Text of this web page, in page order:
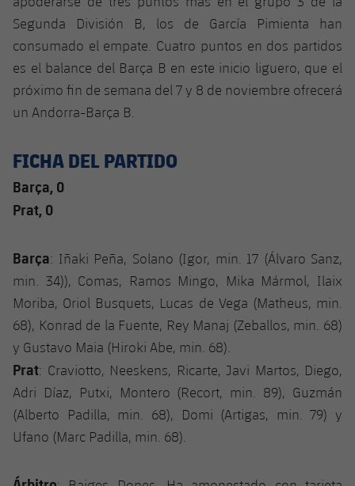
Segunda División B, los de García Pimienta han
consumado el empate. Cuatro puntos en dos partidos
es el balance del Barça B en este inicio liguero, que el
próximo fin de semana del 7 y 8 de noviembre ofrecerá
un Andorra-Barça B.
FICHA DEL PARTIDO
Barça, 0
Prat, 0
Barça: Iñaki Peña, Solano (Igor, min. 17 (Álvaro Sanz,
min. 34)), Comas, Ramos Mingo, Mika Mármol, Ilaix
Moriba, Oriol Busquets, Lucas de Vega (Matheus, min.
68), Konrad de la Fuente, Rey Manaj (Zeballos, min. 68)
y Gustavo Maia (Hiroki Abe, min. 68).
Prat: Craviotto, Neeskens, Ricarte, Javi Martos, Diego,
Adri Díaz, Putxi, Montero (Recort, min. 89), Guzmán
(Alberto Padilla, min. 68), Domi (Artigas, min. 79) y
Ufano (Marc Padilla, min. 68).